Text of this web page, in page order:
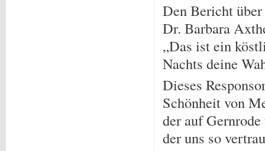
Den Bericht
Dr. Barbara
„Das ist ein
Nachts deine
Dieses
Schönheit von
der auf
der uns so